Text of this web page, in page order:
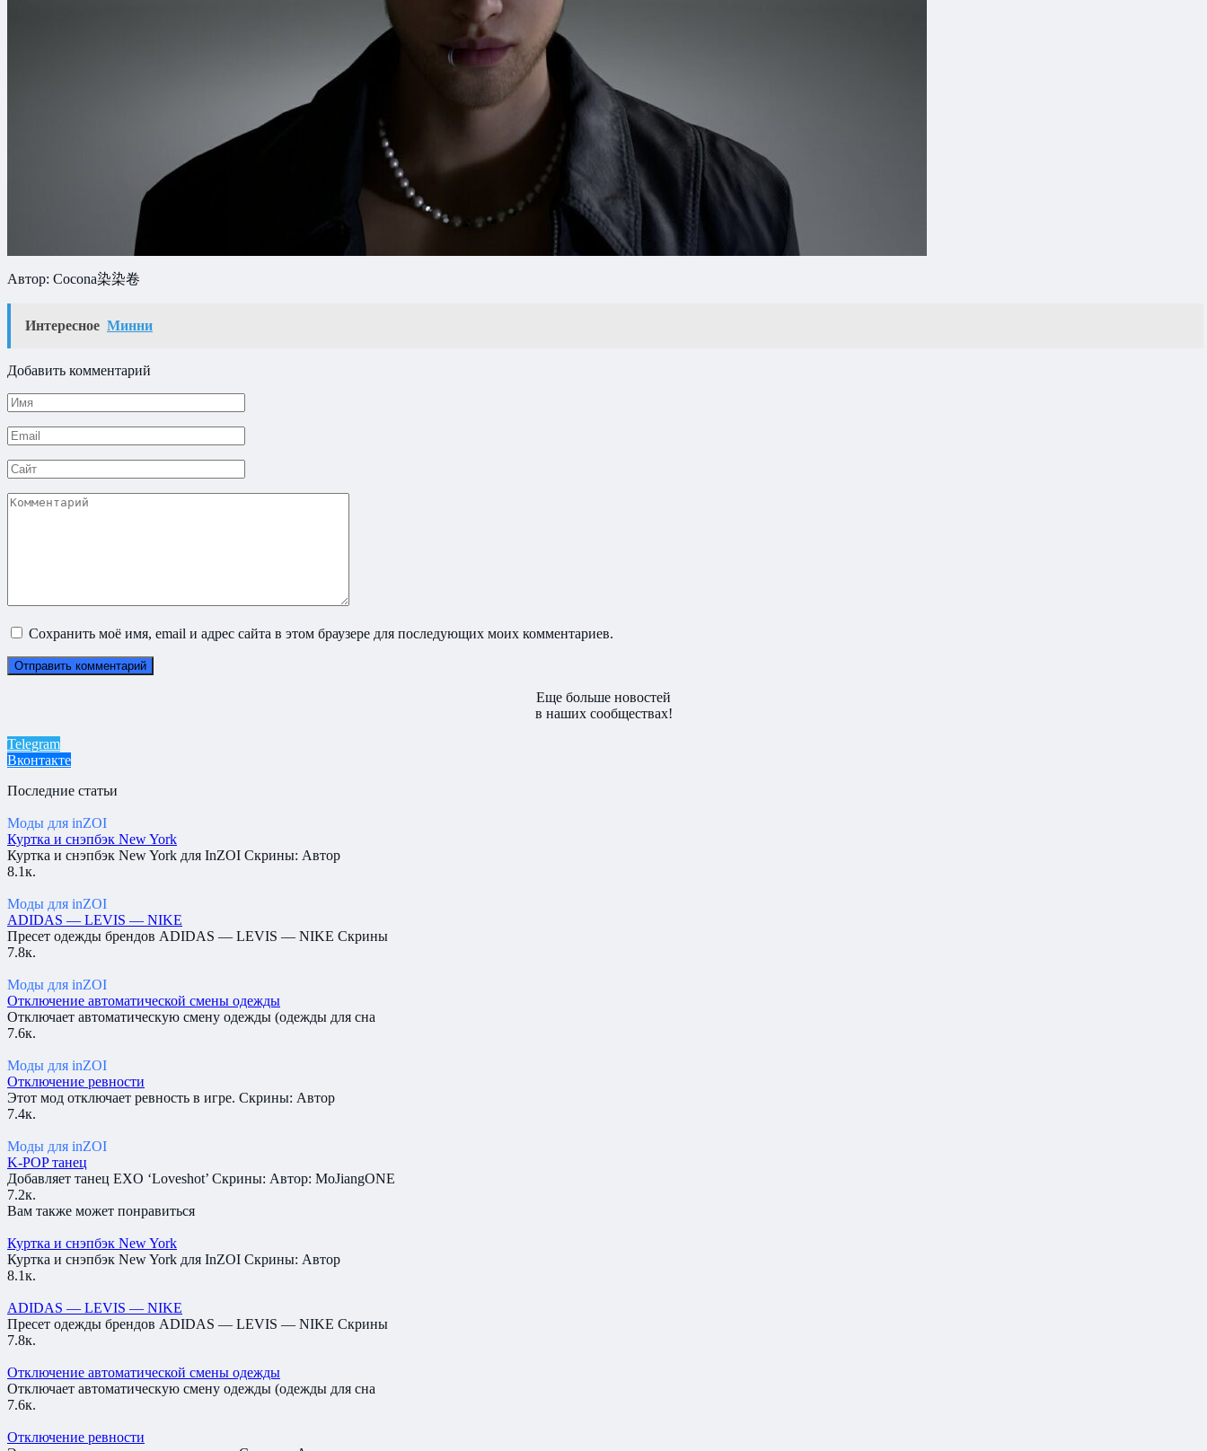
Автор: Cocona染染卷
Интересное Минни
Добавить комментарий
Имя
*
Email
*
Сайт
Комментарий
Сохранить моё имя, email и адрес сайта в этом браузере для последующих моих комментариев.
Еще больше новостей
в наших сообществах!
Telegram
Вконтакте
Последние статьи
Моды для inZOI
Куртка и снэпбэк New York
Куртка и снэпбэк New York для InZOI Скрины: Автор
8.1к.
Моды для inZOI
ADIDAS — LEVIS — NIKE
Пресет одежды брендов ADIDAS — LEVIS — NIKE Скрины
7.8к.
Моды для inZOI
Отключение автоматической смены одежды
Отключает автоматическую смену одежды (одежды для сна
7.6к.
Моды для inZOI
Отключение ревности
Этот мод отключает ревность в игре. Скрины: Автор
7.4к.
Моды для inZOI
K-POP танец
Добавляет танец EXO ‘Loveshot’ Скрины: Автор: MoJiangONE
7.2к.
Вам также может понравиться
Куртка и снэпбэк New York
Куртка и снэпбэк New York для InZOI Скрины: Автор
8.1к.
ADIDAS — LEVIS — NIKE
Пресет одежды брендов ADIDAS — LEVIS — NIKE Скрины
7.8к.
Отключение автоматической смены одежды
Отключает автоматическую смену одежды (одежды для сна
7.6к.
Отключение ревности